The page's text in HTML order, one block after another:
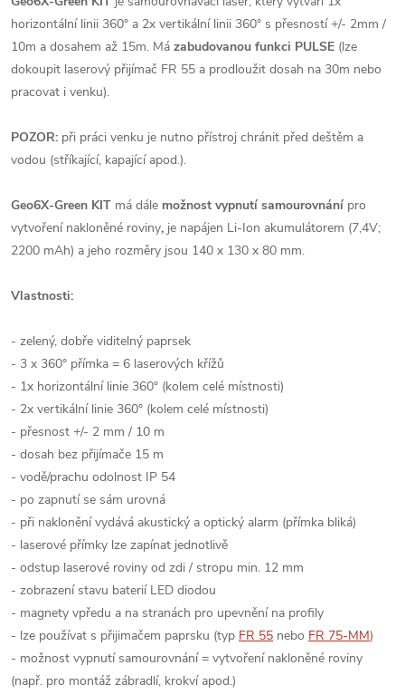
horizontální linii 360° a 2x vertikální linii 360° s přesností +/- 2mm /
10m a dosahem až 15m. Má zabudovanou funkci PULSE (lze
dokoupit laserový přijímač FR 55 a prodloužit dosah na 30m nebo
pracovat i venku).
POZOR: při práci venku je nutno přístroj chránit před deštěm a
vodou (stříkající, kapající apod.).
Geo6X-Green KIT má dále možnost vypnutí samourovnání pro
vytvoření nakloněné roviny, je napájen Li-Ion akumulátorem (7,4V;
2200 mAh) a jeho rozměry jsou 140 x 130 x 80 mm.
Vlastnosti:
- zelený, dobře viditelný paprsek
- 3 x 360° přímka = 6 laserových křížů
- 1x horizontální linie 360° (kolem celé místnosti)
- 2x vertikální linie 360° (kolem celé místnosti)
- přesnost +/- 2 mm / 10 m
- dosah bez přijímače 15 m
- vodě/prachu odolnost IP 54
- po zapnutí se sám urovná
- při naklonění vydává akustický a optický alarm (přímka bliká)
- laserové přímky lze zapínat jednotlivě
- odstup laserové roviny od zdi / stropu min. 12 mm
- zobrazení stavu baterií LED diodou
- magnety vpředu a na stranách pro upevnění na profily
- lze používat s přijimačem paprsku (typ FR 55 nebo FR 75-MM)
- možnost vypnutí samourovnání = vytvoření nakloněné roviny
(např. pro montáž zábradlí, krokví apod.)